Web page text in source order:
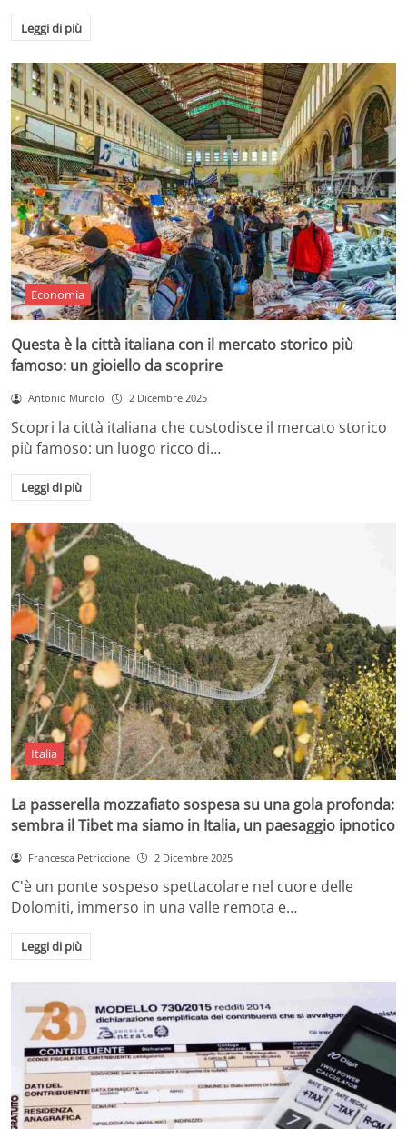
Leggi di più
Economia
Questa è la città italiana con il mercato storico più
famoso: un gioiello da scoprire
Antonio Murolo 2 Dicembre 2025
Scopri la città italiana che custodisce il mercato storico
più famoso: un luogo ricco di…
Leggi di più
Italia
La passerella mozzafiato sospesa su una gola profonda:
sembra il Tibet ma siamo in Italia, un paesaggio ipnotico
Francesca Petriccione 2 Dicembre 2025
C'è un ponte sospeso spettacolare nel cuore delle
Dolomiti, immerso in una valle remota e…
Leggi di più